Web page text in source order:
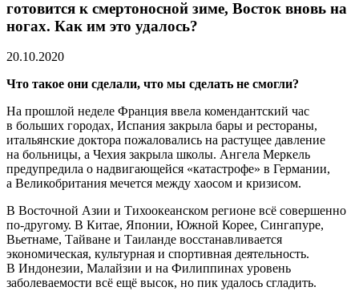
готовится к смертоносной зиме, Восток вновь на
ногах. Как им это удалось?
20.10.2020
Что такое они сделали, что мы сделать не смогли?
На прошлой неделе Франция ввела комендантский час
в больших городах, Испания закрыла бары и рестораны,
итальянские доктора пожаловались на растущее давление
на больницы, а Чехия закрыла школы. Ангела Меркель
предупредила о надвигающейся «катастрофе» в Германии,
а Великобритания мечется между хаосом и кризисом.
В Восточной Азии и Тихоокеанском регионе всё совершенно
по-другому. В Китае, Японии, Южной Корее, Сингапуре,
Вьетнаме, Тайване и Таиланде восстанавливается
экономическая, культурная и спортивная деятельность.
В Индонезии, Малайзии и на Филиппинах уровень
заболеваемости всё ещё высок, но пик удалось сгладить.